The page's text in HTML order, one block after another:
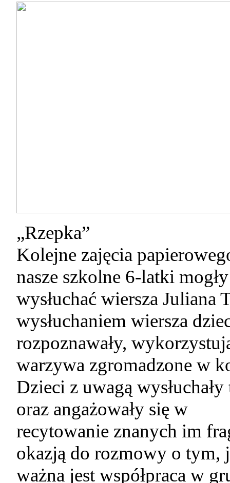
„Rzepka”
Kolejne zajęcia
nasze szkolne 6-latki mogły
wysłuchać wiersza Juliana
wysłuchaniem wiersza
rozpoznawały,
warzywa zgromadzone w
Dzieci z uwagą
oraz angażowały się w
recytowanie znanych im
okazją do rozmowy o tym,
ważna jest współpraca w